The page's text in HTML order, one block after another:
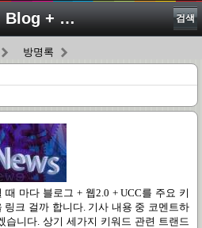
[FYI] Blog + Web2.0 + UCC 검색
방명록
마다 블로그 + 웹2.0 + UCC를 주요 키
크 걸까 합니다. 기사 내용 중 코멘트하
습니다. 상기 세가지 키워드 관련 트랜드